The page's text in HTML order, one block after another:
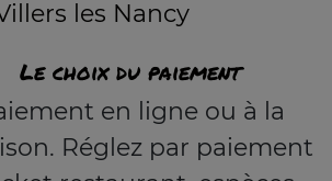
les Nancy
Le choix du paiement
en ligne ou à la
Réglez par paiement